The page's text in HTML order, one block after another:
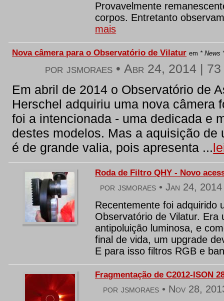
Provavelmente
corpos. Entretanto
mais
Nova câmera para o Observatório de Vilatur em * News
por jsmoraes •Abr 24, 2014 | 73
Em abril de 2014 o Observatório de
Herschel adquiriu uma nova câmera
foi a intencionada - uma dedicada e
destes modelos. Mas a aquisição de
é de grande valia, pois apresenta ...
Roda de Filtro QHY - Novo
por jsmoraes •Jan 24, 2014
Recentemente foi adquirido
Observatório de Vilatur. Era
antipoluição luminosa, e
final de vida, um upgrade
E para isso filtros RGB e
Fragmentação de C2012-ISON
por jsmoraes • Nov 28,